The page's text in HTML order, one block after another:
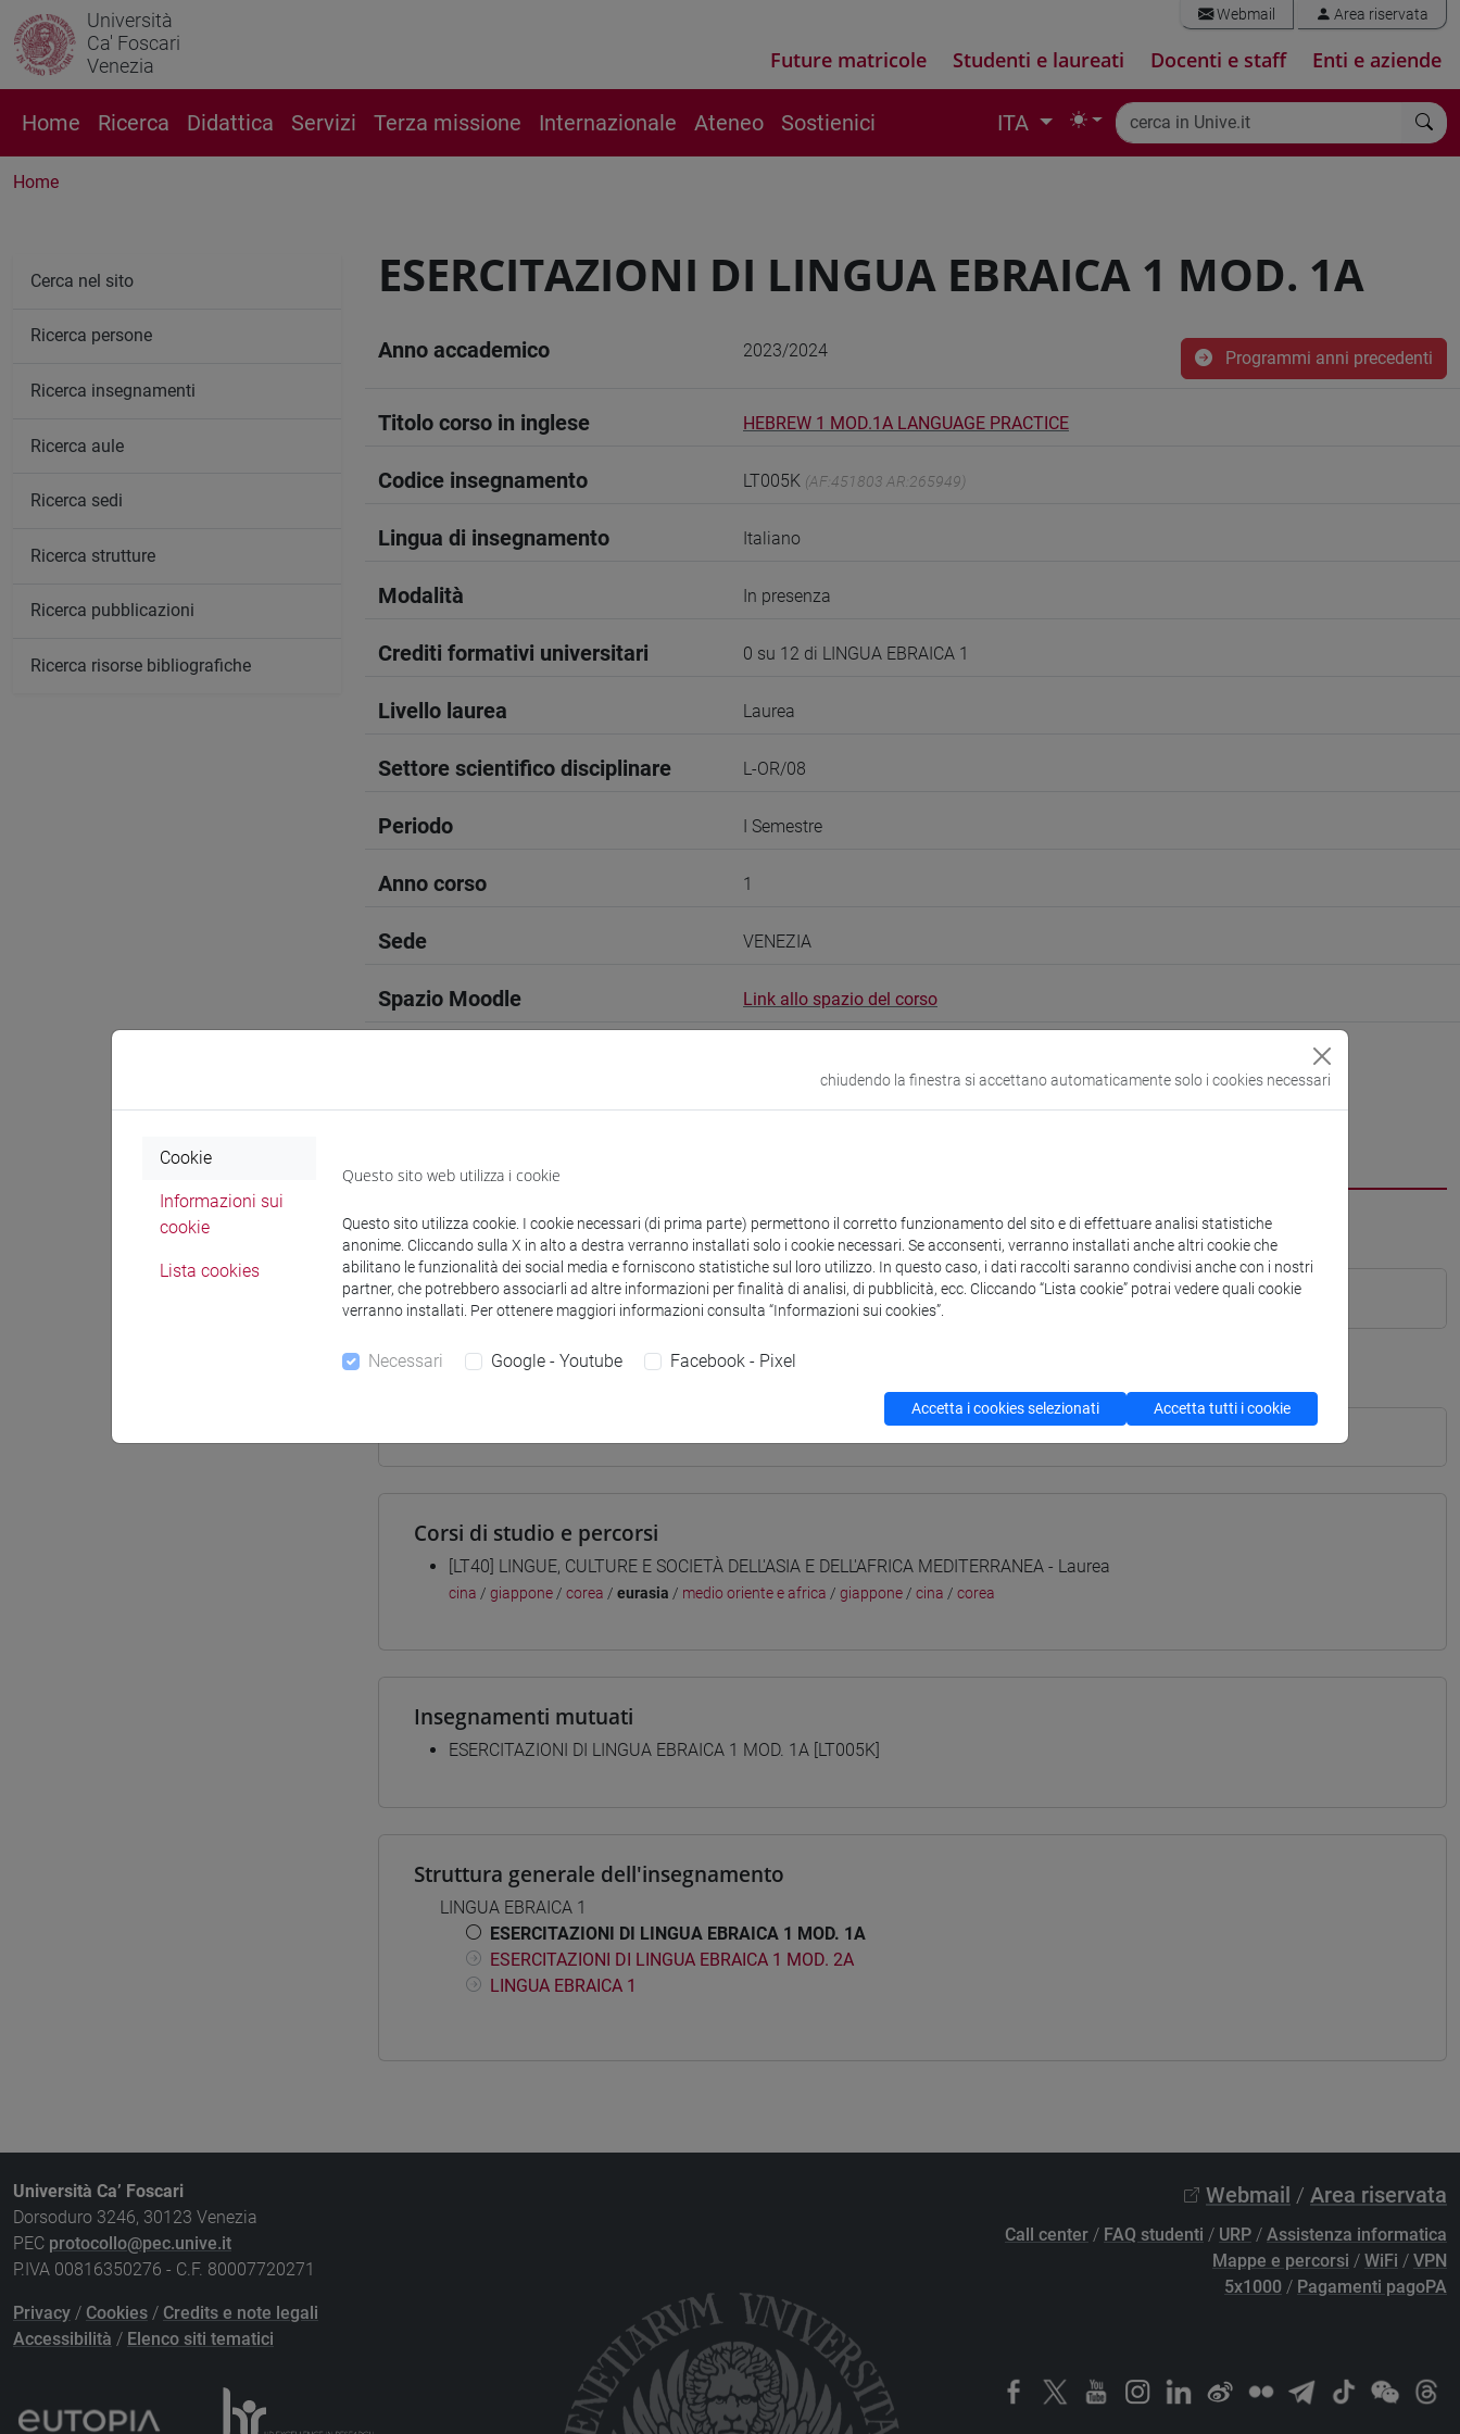
Università
Ca' Foscari
Venezia
Webmail Area riservata
Future matricole Studenti e laureati Docenti e staff Enti e aziende
Home Ricerca Didattica Servizi Terza missione Internazionale Ateneo Sostienici ITA
Home
ESERCITAZIONI DI LINGUA EBRAICA 1 MOD. 1A
Anno accademico 2023/2024 Programmi anni precedenti
Titolo corso in inglese HEBREW 1 MOD.1A LANGUAGE PRACTICE
Codice insegnamento LT005K (AF:451803 AR:265949)
Lingua di insegnamento Italiano
Modalità In presenza
Crediti formativi universitari 0 su 12 di LINGUA EBRAICA 1
Livello laurea Laurea
Settore scientifico disciplinare L-OR/08
Periodo I Semestre
Anno corso 1
Sede VENEZIA
Spazio Moodle Link allo spazio del corso
Docenti
BARAN Tsipora- 60h Esercitazioni
Materiali didattici
Corsi di studio e percorsi
[LT40] LINGUE, CULTURE E SOCIETÀ DELL'ASIA E DELL'AFRICA MEDITERRANEA - Laurea
cina / giappone / corea / eurasia / medio oriente e africa / giappone / cina / corea
Insegnamenti mutuati
ESERCITAZIONI DI LINGUA EBRAICA 1 MOD. 1A [LT005K]
Struttura generale dell'insegnamento
LINGUA EBRAICA 1
ESERCITAZIONI DI LINGUA EBRAICA 1 MOD. 1A
ESERCITAZIONI DI LINGUA EBRAICA 1 MOD. 2A
LINGUA EBRAICA 1
Cerca nel sito
Ricerca persone
Ricerca insegnamenti
Ricerca aule
Ricerca sedi
Ricerca strutture
Ricerca pubblicazioni
Ricerca risorse bibliografiche
Università Ca’ Foscari
Dorsoduro 3246, 30123 Venezia
PEC protocollo@pec.unive.it
P.IVA 00816350276 - C.F. 80007720271
Privacy / Cookies / Credits e note legali
Accessibilità / Elenco siti tematici
Webmail / Area riservata
Call center / FAQ studenti / URP / Assistenza informatica
Mappe e percorsi / WiFi / VPN
5x1000 / Pagamenti pagoPA
chiudendo la finestra si accettano automaticamente solo i cookies necessari
Cookie
Informazioni sui
cookie
Lista cookies
Questo sito web utilizza i cookie
Questo sito utilizza cookie. I cookie necessari (di prima parte) permettono il corretto funzionamento del sito e di effettuare analisi statistiche
anonime. Cliccando sulla X in alto a destra verranno installati solo i cookie necessari. Se acconsenti, verranno installati anche altri cookie che
abilitano le funzionalità dei social media e forniscono statistiche sul loro utilizzo. In questo caso, i dati raccolti saranno condivisi anche con i nostri
partner, che potrebbero associarli ad altre informazioni per finalità di analisi, di pubblicità, ecc. Cliccando “Lista cookie” potrai vedere quali cookie
verranno installati. Per ottenere maggiori informazioni consulta “Informazioni sui cookies”.
Necessari Google - Youtube Facebook - Pixel
Accetta i cookies selezionati Accetta tutti i cookie